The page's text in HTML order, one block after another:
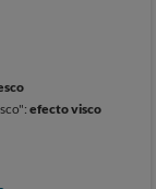
efecto visco